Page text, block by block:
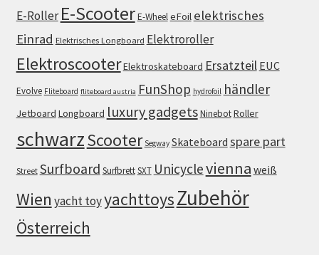
E-Roller E-ScooterE-WheeleFoil elektrisches
Einrad Elektrisches Longboard Elektroroller
ElektroscooterElektroskateboard Ersatzteil EUC
Evolve Fliteboard fliteboard austria FunShop hydrofoil händler
Jetboard Longboard luxury gadgetsNinebotRoller
schwarzScooter Segway Skateboard spare part
Street Surfboard SurfbrettSXT Unicyclevienna weiß
Wien yacht toyyachttoysZubehör
Österreich